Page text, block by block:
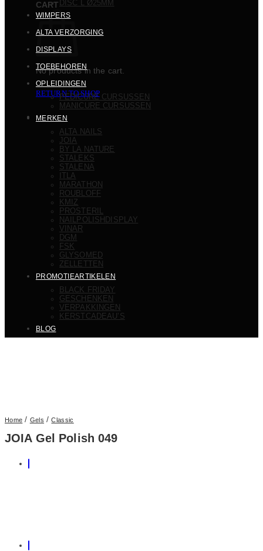
CART
No products in the cart.
RETURN TO SHOP
DISC L Ø25MM
WIMPERS
ALTA VERZORGING
DISPLAYS
TOEBEHOREN
OPLEIDINGEN
PEDICURE CURSUSSEN
MANICURE CURSUSSEN
MERKEN
ALTA NAILS
JOIA
BY LA NATURE
STALEKS
STALENA
ITLA
MARATHON
ROUBLOFF
KMIZ
PROSTERIL
NAILPOLISHDISPLAY
VINAR
DGM
FSK
GLYSOMED
ZELLETTEN
PROMOTIEARTIKELEN
BLACK FRIDAY
GESCHENKEN
VERPAKKINGEN
KERSTCADEAU’S
BLOG
Home / Gels / Classic
JOIA Gel Polish 049